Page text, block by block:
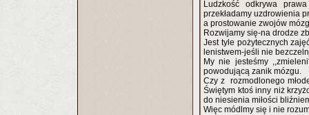
Ludzkość odkrywa
przekładamy uzdrowienia
a prostowanie zwojów
Rozwijamy się-na drodze
Jest tyle pożytecznych
lenistwem-jeśli nie
My nie jesteśmy
powodującą zanik mózgu.
Czy z rozmodlonego
Świętym ktoś inny niż
do niesienia miłości
Więc módlmy się i nie